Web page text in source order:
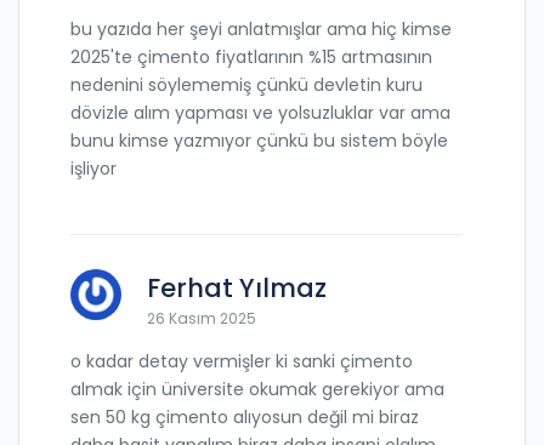
bu yazıda her şeyi anlatmışlar ama hiç kimse
2025'te çimento fiyatlarının %15 artmasının
nedenini söylememiş çünkü devletin kuru
dövizle alım yapması ve yolsuzluklar var ama
bunu kimse yazmıyor çünkü bu sistem böyle
işliyor
Ferhat Yılmaz
26 Kasım 2025
o kadar detay vermişler ki sanki çimento
almak için üniversite okumak gerekiyor ama
sen 50 kg çimento alıyosun değil mi biraz